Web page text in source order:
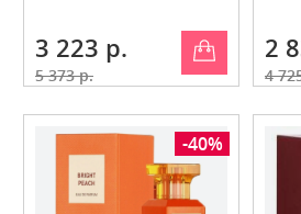
3 223 р.
5 373 р.
2
4
-40%